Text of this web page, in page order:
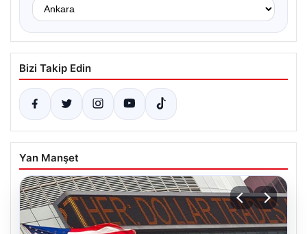
Bizi Takip Edin
Yan Manşet